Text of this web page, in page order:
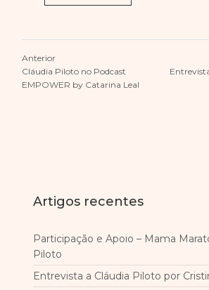
Anterior
Cláudia Piloto no Podcast
EMPOWER by Catarina Leal
Artigos recentes
Participação e Apoio – Mama
Piloto
Entrevista a Cláudia Piloto por